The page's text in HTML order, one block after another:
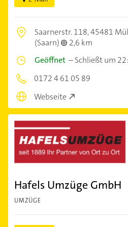
Saarnerstr. 118,45481
(Saarn)
2,6 km
Geöffnet –Schließt um
0172 4 61 05 89
Webseite
Hafels Umzüge GmbH
UMZÜGE